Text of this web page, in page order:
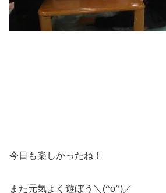
今日も楽しかったね！
また元気よく遊ぼう＼(^o^)／